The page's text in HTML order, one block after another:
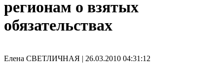
регионам о взятых
обязательствах
Елена СВЕТЛИЧНАЯ | 26.03.2010 04:31:12